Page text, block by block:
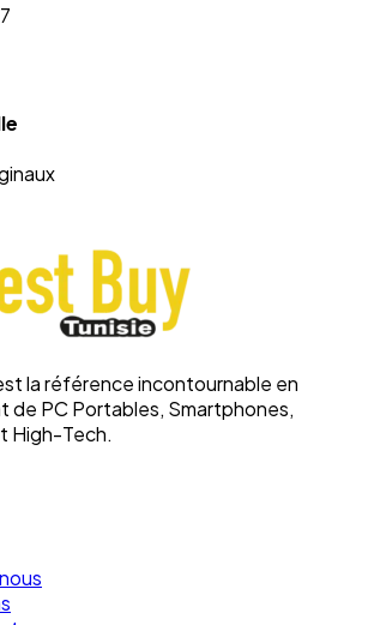
la référence incontournable en
de PC Portables, Smartphones,
High-Tech.